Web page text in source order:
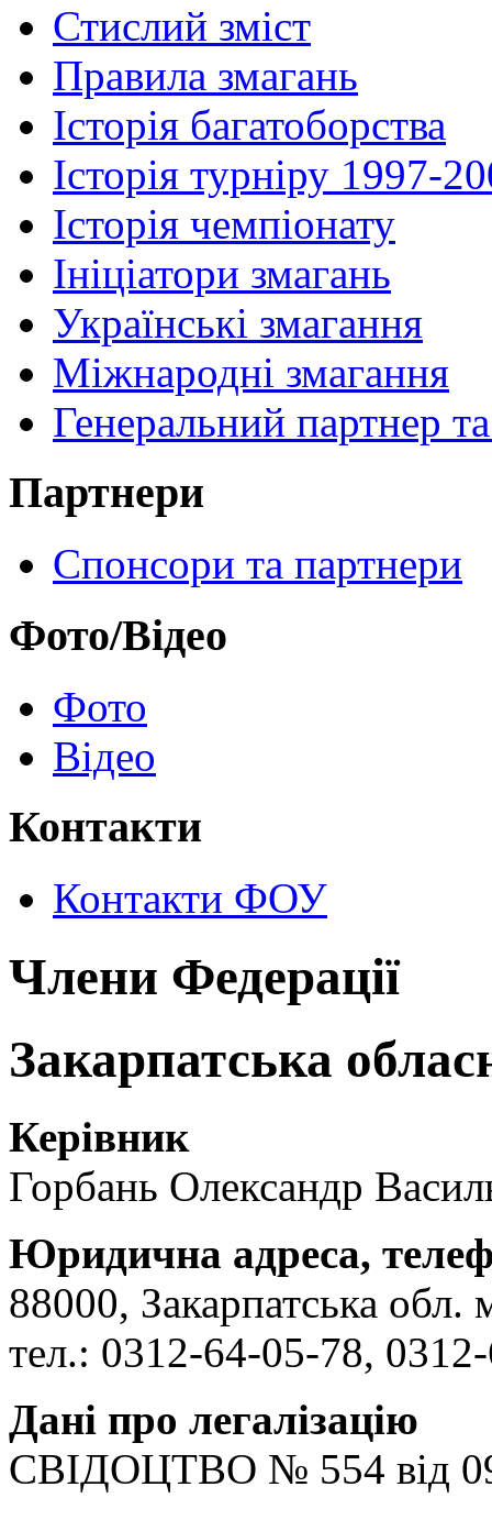
Стислий зміст
Правила змагань
Історія багатоборства
Історія турніру 1997-
Історія чемпіонату
Ініціатори змагань
Українські змагання
Міжнародні змагання
Генеральний партнер
Партнери
Спонсори та партнери
Фото/Відео
Фото
Відео
Контакти
Контакти ФОУ
Члени Федерації
Закарпатська
Керівник
Горбань Олександр
Юридична адреса,
88000, Закарпатська
тел.: 0312-64-05-78,
Дані про легалізацію
СВІДОЦТВО № 554 від